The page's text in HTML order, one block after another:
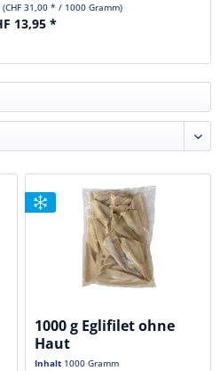
(CHF 31,00 * / 1000 Gramm)
13,95 *
1000 g Eglifilet ohne
Haut
Inhalt 1000 Gramm